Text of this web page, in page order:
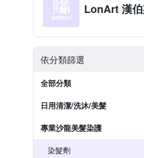
LonArt 漢
依分類篩選
全部分類
日用清潔/洗沐/美髮
專業沙龍美髮染護
染髮劑